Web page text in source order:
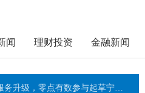
闻 理财投资 金融新闻
，零点有数参与起草宁夏12345团体标准